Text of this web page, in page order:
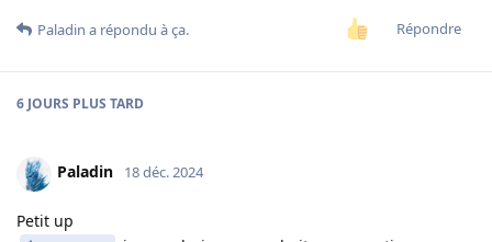
Répondre
Paladin a répondu à ça.
6 JOURS PLUS TARD
Paladin 18 déc. 2024
Petit up